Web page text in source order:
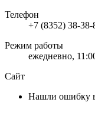
Телефон
+7 (8352) 38-38-
Режим работы
ежедневно,
Сайт
Нашли ошибку